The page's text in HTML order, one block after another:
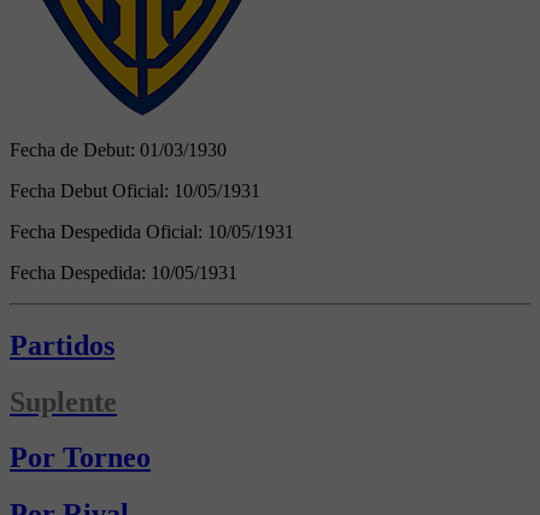
Fecha de Debut: 01/03/1930
Fecha Debut Oficial: 10/05/1931
Fecha Despedida Oficial: 10/05/1931
Fecha Despedida: 10/05/1931
Partidos
Suplente
Por Torneo